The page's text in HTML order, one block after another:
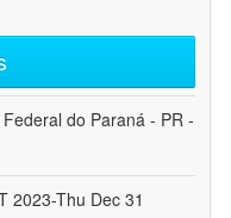
do Paraná - PR -
2023-Thu Dec 31